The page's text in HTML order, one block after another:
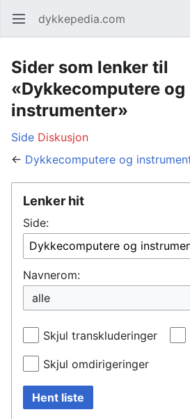
Åpne hovedmenyen dykkepedia.com
Sider som lenker til
«Dykkecomputere og
instrumenter»
Side Diskusjon
← Dykkecomputere og
Lenker hit
Side:
Navnerom:
Skjul transkluderinger
Skjul omdirigeringer
Hent liste